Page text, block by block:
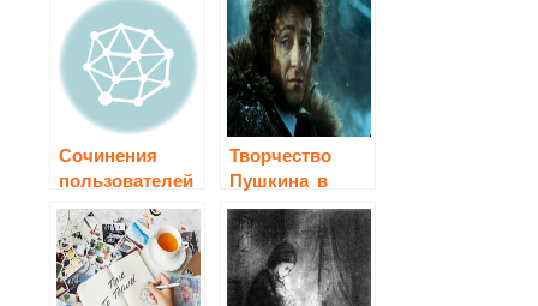
Сочинения
пользователей
Творчество
Пушкина в
зеркале кино